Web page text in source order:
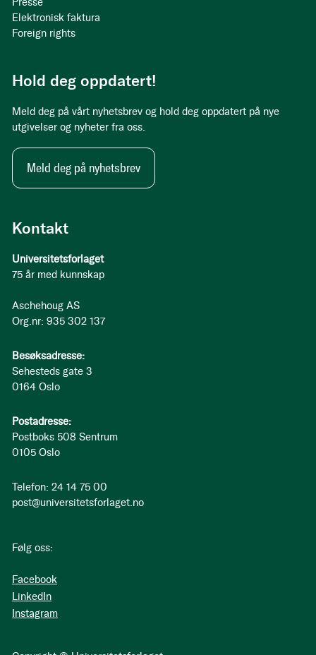
Kontakt
Universitetsforlaget
75 år med kunnskap
Aschehoug AS
Org.nr: 935 302 137
Besøksadresse:
Sehesteds gate 3
0164 Oslo
Postadresse:
Postboks 508 Sentrum
0105 Oslo
Telefon: 24 14 75 00
post@universitetsforlaget.no
Følg oss:
Facebook
LinkedIn
Instagram
Elektronisk faktura
Foreign rights
Hold deg oppdatert!
Meld deg på vårt nyhetsbrev og hold deg oppdatert på nye
utgivelser og nyheter fra oss.
Meld deg på nyhetsbrev